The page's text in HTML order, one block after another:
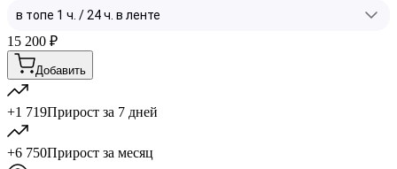
15 200 ₽
Добавить
+1 719Прирост за 7 дней
+6 750Прирост за месяц